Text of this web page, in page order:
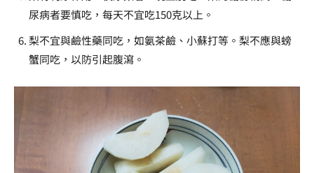
尿病者要慎吃，每天不宜吃150克以上。
梨不宜與鹼性藥同吃，如氨茶鹼、小蘇打等。梨不應與螃
蟹同吃，以防引起腹瀉。